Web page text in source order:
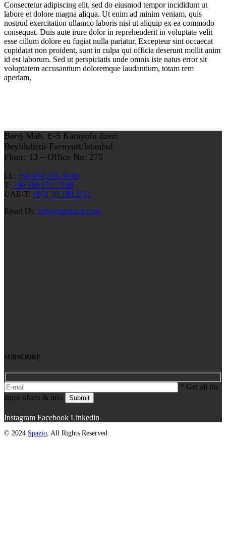
Consectetur adipiscing elit, sed do eiusmod tempor incididunt ut
labore et dolore magna aliqua. Ut enim ad minim veniam, quis
nostrud exercitation ullamco laboris nisi ut aliquip ex ea commodo
consequat. Duis aute irure dolor in reprehenderit in voluptate velit
esse cillum dolore eu fugiat nulla pariatur. Excepteur sint occaecat
cupidatat non proident, sunt in culpa qui officia deserunt mollit anim
id est laborum. Sed ut perspiciatis unde omnis iste natus error sit
voluptatem accusantium doloremque laudantium, totam rem
aperiam,
Barış Mah. E-5 Karayolu üzeri
Beylikdüzü-Esenyurt/İstanbul
Floor: 13 – Office No: 275
LL: +90 850 220 38 88
T: +90 530 171 73 88
UAE-T: +971 58 100 2717
Email Us: info@spazio-tr.com
SUBSCRIBE
* Get all the
latest offers & info
Submit
Instagram Facebook Linkedin
© 2024 Spazio, All Rights Reserved